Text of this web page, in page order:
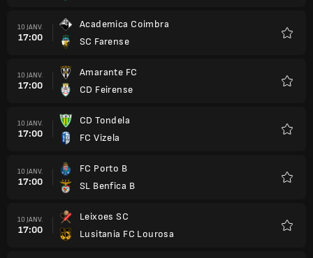
10 JANV.
17:00
Academica Coimbra
SC Farense
10 JANV.
17:00
Amarante FC
CD Feirense
10 JANV.
17:00
CD Tondela
FC Vizela
10 JANV.
17:00
FC Porto B
SL Benfica B
10 JANV.
17:00
Leixoes SC
Lusitania FC Lourosa